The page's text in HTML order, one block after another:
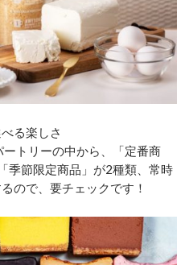
る楽しさ
トリーの中から、「定番商
季節限定商品」が2種類、常時
ので、要チェックです！